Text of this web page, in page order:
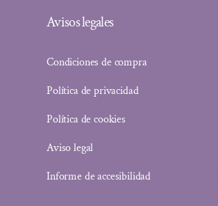
Avisos legales
Condiciones de compra
Política de privacidad
Política de cookies
Aviso legal
Informe de accesibilidad